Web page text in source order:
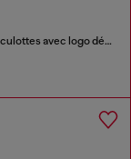
Lot de trois culottes avec logo découpé